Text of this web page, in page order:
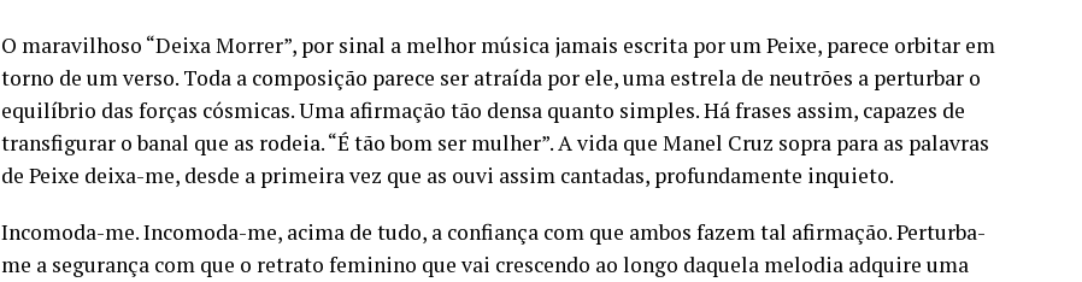
O maravilhoso “Deixa Morrer”, por sinal a melhor música jamais escrita por um Peixe, parece orbitar em
torno de um verso. Toda a composição parece ser atraída por ele, uma estrela de neutrões a perturbar o
equilíbrio das forças cósmicas. Uma afirmação tão densa quanto simples. Há frases assim, capazes de
transfigurar o banal que as rodeia. “É tão bom ser mulher”. A vida que Manel Cruz sopra para as palavras
de Peixe deixa-me, desde a primeira vez que as ouvi assim cantadas, profundamente inquieto.
Incomoda-me. Incomoda-me, acima de tudo, a confiança com que ambos fazem tal afirmação. Perturba-
me a segurança com que o retrato feminino que vai crescendo ao longo daquela melodia adquire uma